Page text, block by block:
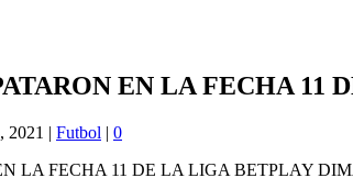
EN LA FECHA 11
2021 | Futbol | 0